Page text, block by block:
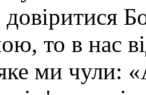
довіритися
то в нас
ми чули: